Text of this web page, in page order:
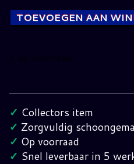
TOEVOEGEN AAN
1 op voorraad
set
8876
jaren
2000
hoeveelheid
✓ Collectors item
✓ Zorgvuldig
✓ Op voorraad
✓ Snel leverbaar in 5